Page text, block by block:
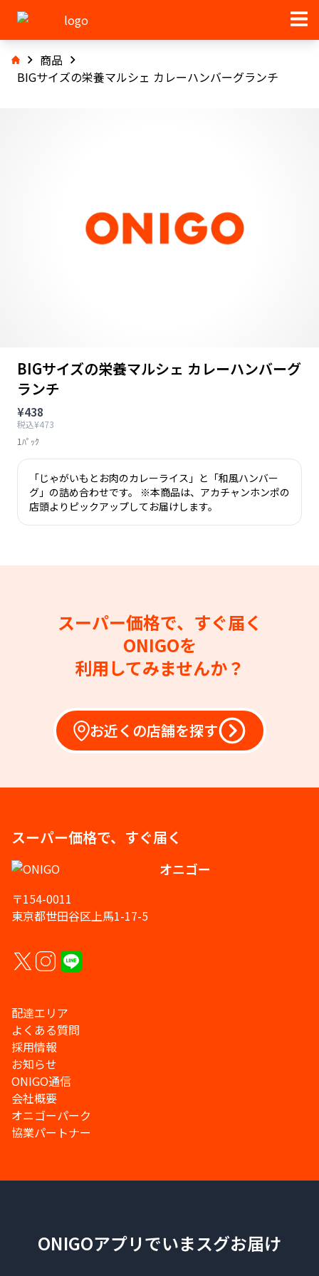
商品
BIGサイズの栄養マルシェ カレーハンバーグランチ
BIGサイズの栄養マルシェ カレーハンバーグ
ランチ
¥438
税込¥473
1ﾊﾟｯｸ
「じゃがいもとお肉のカレーライス」と「和風ハンバー
グ」の詰め合わせです。 ※本商品は、アカチャンホンポの
店頭よりピックアップしてお届けします。
スーパー価格で、すぐ届く
ONIGOを
利用してみませんか？
お近くの店舗を探す
スーパー価格で、すぐ届く
オニゴー
〒154-0011
東京都世田谷区上馬1-17-5
配達エリア
よくある質問
採用情報
お知らせ
ONIGO通信
会社概要
オニゴーパーク
協業パートナー
ONIGOアプリでいまスグお届け